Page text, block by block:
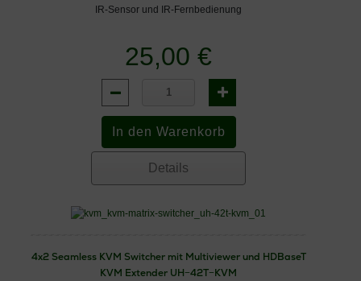
IR-Sensor und IR-Fernbedienung
25,00 €
Details
4x2 Seamless KVM Switcher mit Multiviewer und HDBaseT
KVM Extender UH−42T−KVM